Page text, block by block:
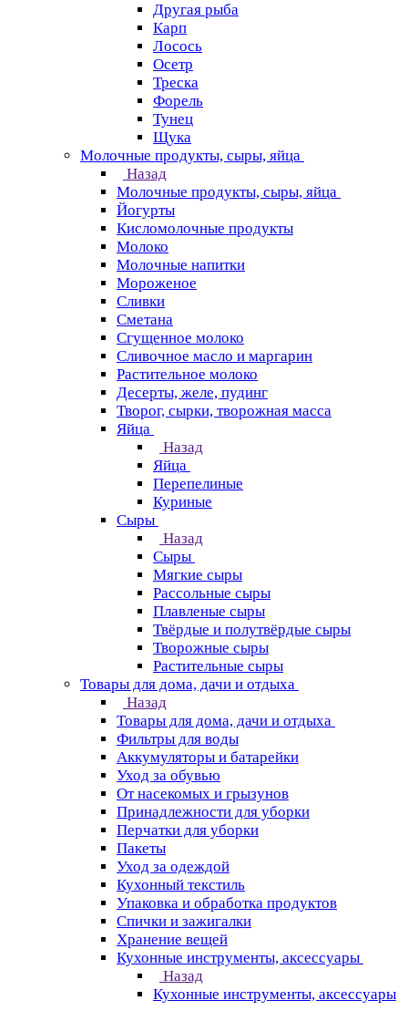
Другая рыба
Карп
Лосось
Осетр
Треска
Форель
Тунец
Щука
Молочные продукты, сыры, яйца
Назад
Молочные продукты, сыры, яйца
Йогурты
Кисломолочные продукты
Молоко
Молочные напитки
Мороженое
Сливки
Сметана
Сгущенное молоко
Сливочное масло и маргарин
Растительное молоко
Десерты, желе, пудинг
Творог, сырки, творожная масса
Яйца
Назад
Яйца
Перепелиные
Куриные
Сыры
Назад
Сыры
Мягкие сыры
Рассольные сыры
Плавленые сыры
Твёрдые и полутвёрдые сыры
Творожные сыры
Растительные сыры
Товары для дома, дачи и отдыха
Назад
Товары для дома, дачи и отдыха
Фильтры для воды
Аккумуляторы и батарейки
Уход за обувью
От насекомых и грызунов
Принадлежности для уборки
Перчатки для уборки
Пакеты
Уход за одеждой
Кухонный текстиль
Упаковка и обработка продуктов
Спички и зажигалки
Хранение вещей
Кухонные инструменты, аксессуары
Назад
Кухонные инструменты, аксессуары